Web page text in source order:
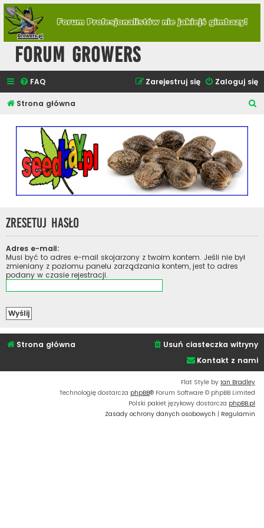
Forum Growers
FAQ Zaloguj się
Zarejestruj się
Strona główna
Zresetuj hasło
Adres e-mail:
Musi być to adres e-mail skojarzony z twoim kontem. Jeśli nie był
zmieniany z poziomu panelu zarządzania kontem, jest to adres
podany w czasie rejestracji.
Strona główna
Usuń ciasteczka witryny
Kontakt z nami
Flat Style by Ian Bradley
Technologię dostarcza phpBB® Forum Software © phpBB Limited
Polski pakiet językowy dostarcza phpBB.pl
Zasady ochrony danych osobowych | Regulamin